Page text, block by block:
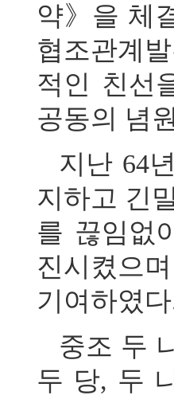
약》을 체
협조관계
적인 친선
공동의 념
지난 64
지하고 긴
를 끊임없
진시켰으
기여하였
중조 두
두 당, 두